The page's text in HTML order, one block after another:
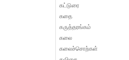
கட்டுரை
கதை
கருத்தரங்கம்
கலை
கலைச்சொற்கள்